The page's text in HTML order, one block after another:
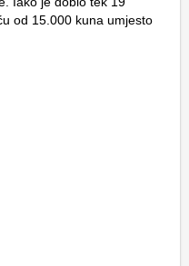
od 15.000 kuna umjesto